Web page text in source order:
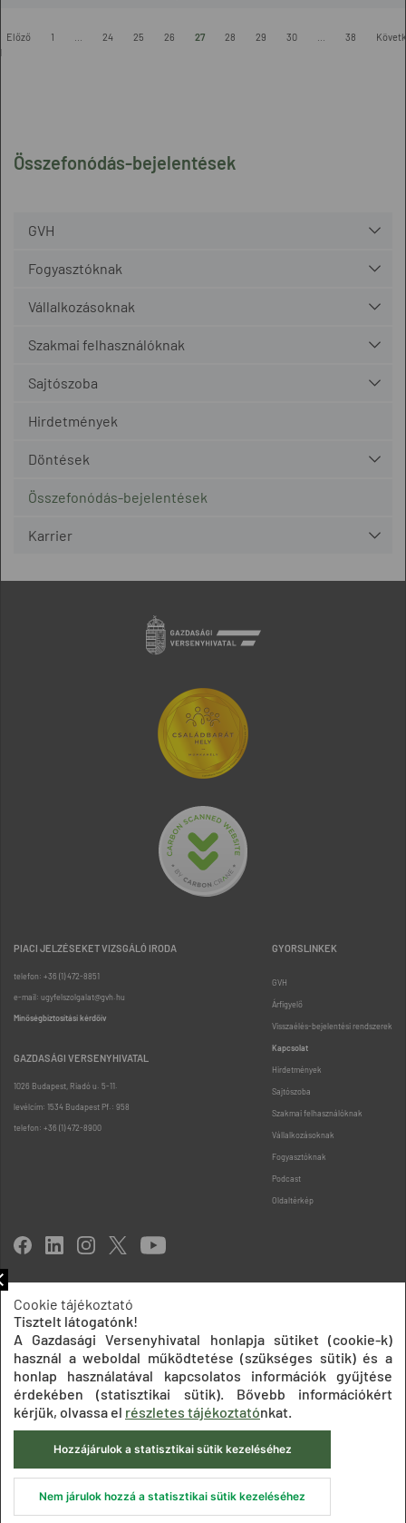
Összefonódás-bejelentések
GVH
Fogyasztóknak
Vállalkozásoknak
Szakmai felhasználóknak
Sajtószoba
Hirdetmények
Döntések
Összefonódás-bejelentések
Karrier
Előző 1 24 25 26 27 28 29 30 38
PIACI JELZÉSEKET VIZSGÁLÓ IRODA
telefon: +36 (1) 472-8851
e-mail: ugyfelszolgalat@gvh.hu
Minőségbiztosítási kérdőív
GAZDASÁGI VERSENYHIVATAL
1026 Budapest, Riadó u. 5-11.
levélcím: 1534 Budapest Pf.: 958
telefon: +36 (1) 472-8900
GYORSLINKEK
GVH
Árfigyelő
Visszaélés-bejelentési rendszerek
Kapcsolat
Hirdetmények
Sajtószoba
Szakmai felhasználóknak
Vállalkozásoknak
Fogyasztóknak
Podcast
Oldaltérkép
Impresszum Adatkezelési tájékoztatók
Közadatkereső
Süti beállítások ÁSZF
© 2020 Gazdasági Versenyhivatal
Cookie tájékoztató
Tisztelt látogatónk!
A Gazdasági Versenyhivatal honlapja sütiket (cookie-k)
használ a weboldal működtetése (szükséges sütik) és a
honlap használatával kapcsolatos információk gyűjtése
érdekében (statisztikai sütik). Bővebb információkért
kérjük, olvassa el részletes tájékoztatónkat.
Hozzájárulok a statisztikai sütik kezeléséhez
Nem járulok hozzá a statisztikai sütik kezeléséhez